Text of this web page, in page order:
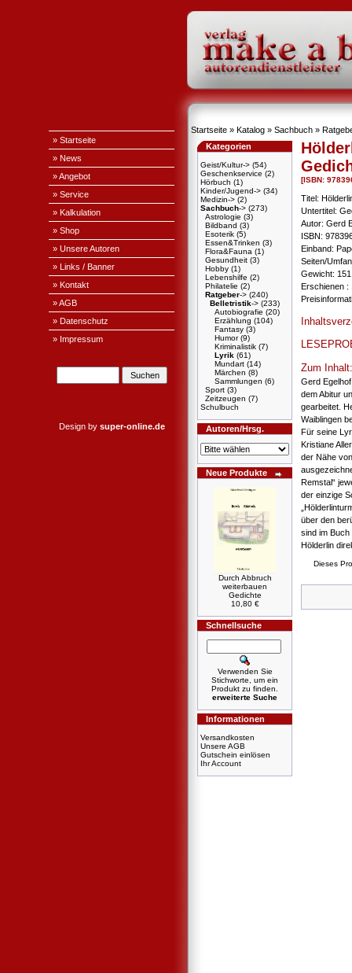
» Startseite
» News
» Angebot
» Service
» Kalkulation
» Shop
» Unsere Autoren
» Links / Banner
» Kontakt
» AGB
» Datenschutz
» Impressum
Design by super-online.de
Startseite » Katalog » Sachbuch »
Kategorien
Geist/Kultur-> (54)
Geschenkservice (2)
Hörbuch (1)
Kinder/Jugend-> (34)
Medizin-> (2)
Sachbuch-> (273)
Astrologie (3)
Bildband (3)
Esoterik (5)
Essen&Trinken (3)
Flora&Fauna (1)
Gesundheit (3)
Hobby (1)
Lebenshilfe (2)
Philatelie (2)
Ratgeber-> (240)
Belletristik-> (233)
Autobiografie (20)
Erzählung (104)
Fantasy (3)
Humor(9)
Kriminalistik (7)
Lyrik (61)
Mundart (14)
Märchen (8)
Sammlungen (6)
Sport (3)
Zeitzeugen (7)
Schulbuch
Autoren/Hrsg.
Neue Produkte
Durch Abbruch
weiterbauen
Gedichte
10,80 €
Schnellsuche
Verwenden Sie
Stichworte, um ein
Produkt zu finden.
erweiterte Suche
Informationen
Versandkosten
Unsere AGB
Gutschein einlösen
Ihr Account
[ISBN:
Titel:
Untertitel:
Autor: Gerd
ISBN:
Einband:
Seiten/
Gewicht:
Erschienen :
Zum Inhalt:
Gerd
dem Abitur
gearbeitet.
Waiblingen
Für seine
Kristiane
der Nähe
Remstal“
der einzige
über den
sind im
Hölderlin
Dieses